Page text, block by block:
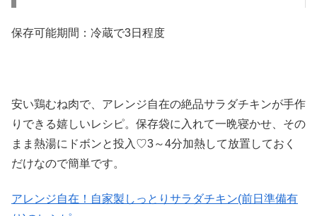
保存可能期間：冷蔵で3日程度
安い鶏むね肉で、アレンジ自在の絶品サラダチキンが手作
りできる嬉しいレシピ。保存袋に入れて一晩寝かせ、その
まま熱湯にドボンと投入♡3～4分加熱して放置しておく
だけなので簡単です。
アレンジ自在！自家製しっとりサラダチキン(前日準備有